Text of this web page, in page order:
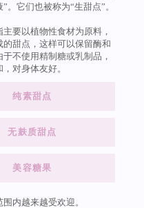
。它们也被称为“生甜点”。
要以植物性食材为原料，
的甜点，这样可以保留酶和
不使用精制糖或乳制品，
对身体友好。
纯素甜点
无麸质甜点
美容糖果
内越来越受欢迎。